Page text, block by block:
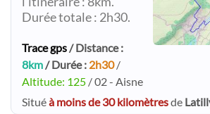
Durée totale : 2h30.
Trace gps/ Distance :
8km/ Durée : 2h30/
Altitude: 125 / 02 - Aisne
Situéà moins de 30 kilomètresde